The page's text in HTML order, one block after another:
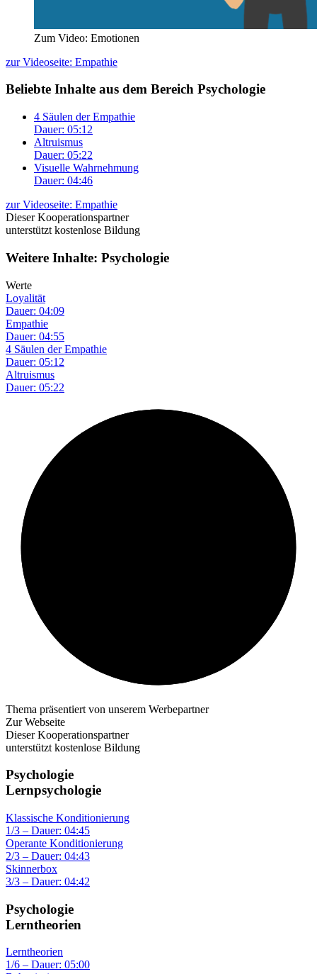
Zum Video: Emotionen
zur Videoseite: Empathie
Beliebte Inhalte aus dem Bereich Psychologie
4 Säulen der Empathie
Dauer: 05:12
Altruismus
Dauer: 05:22
Visuelle Wahrnehmung
Dauer: 04:46
zur Videoseite: Empathie
Dieser Kooperationspartner
unterstützt kostenlose Bildung
Weitere Inhalte: Psychologie
Werte
Loyalität
Dauer: 04:09
Empathie
Dauer: 04:55
4 Säulen der Empathie
Dauer: 05:12
Altruismus
Dauer: 05:22
Thema präsentiert von unserem Werbepartner
Zur Webseite
Dieser Kooperationspartner
unterstützt kostenlose Bildung
Psychologie
Lernpsychologie
Klassische Konditionierung
1/3 – Dauer: 04:45
Operante Konditionierung
2/3 – Dauer: 04:43
Skinnerbox
3/3 – Dauer: 04:42
Psychologie
Lerntheorien
Lerntheorien
1/6 – Dauer: 05:00